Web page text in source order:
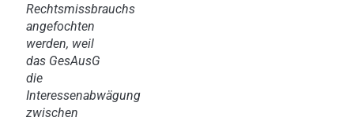
Rechtsmissbrauchs
angefochten
werden, weil
das GesAusG
die
Interessenabwägung
zwischen